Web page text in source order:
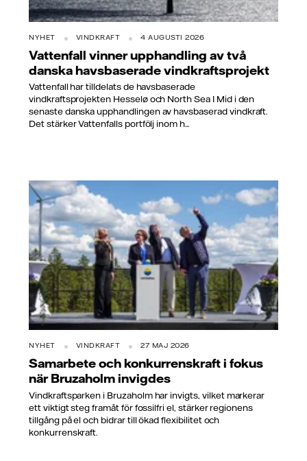
NYHET VINDKRAFT 4 AUGUSTI 2026
Vattenfall vinner upphandling av två
danska havsbaserade vindkraftsprojekt
Vattenfall har tilldelats de havsbaserade
vindkraftsprojekten Hesselø och North Sea I Mid i den
senaste danska upphandlingen av havsbaserad vindkraft.
Det stärker Vattenfalls portfölj inom h...
NYHET VINDKRAFT 27 MAJ 2026
Samarbete och konkurrenskraft i fokus
när Bruzaholm invigdes
Vindkraftsparken i Bruzaholm har invigts, vilket markerar
ett viktigt steg framåt för fossilfri el, stärker regionens
tillgång på el och bidrar till ökad flexibilitet och
konkurrenskraft.